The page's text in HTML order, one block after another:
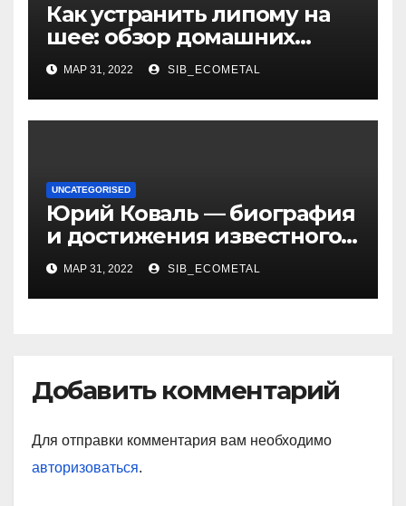
Как устранить липому на
шее: обзор домашних
методов лечения
МАР 31, 2022 SIB_ECOMETAL
UNCATEGORISED
Юрий Коваль — биография
и достижения известного
украинского дизайнера
МАР 31, 2022 SIB_ECOMETAL
Добавить комментарий
Для отправки комментария вам необходимо
авторизоваться.